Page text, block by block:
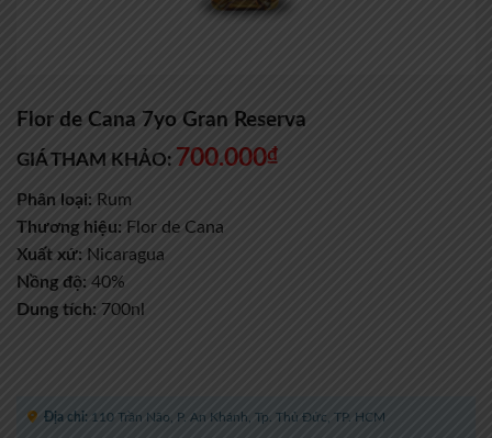
Flor de Cana 7yo Gran Reserva
GIÁ THAM KHẢO: 700.000₫
Phân loại: Rum
Thương hiệu: Flor de Cana
Xuất xứ: Nicaragua
Nồng độ: 40%
Dung tích: 700nl
Địa chỉ: 110 Trần Não, P. An Khánh, Tp. Thủ Đức, TP. HCM